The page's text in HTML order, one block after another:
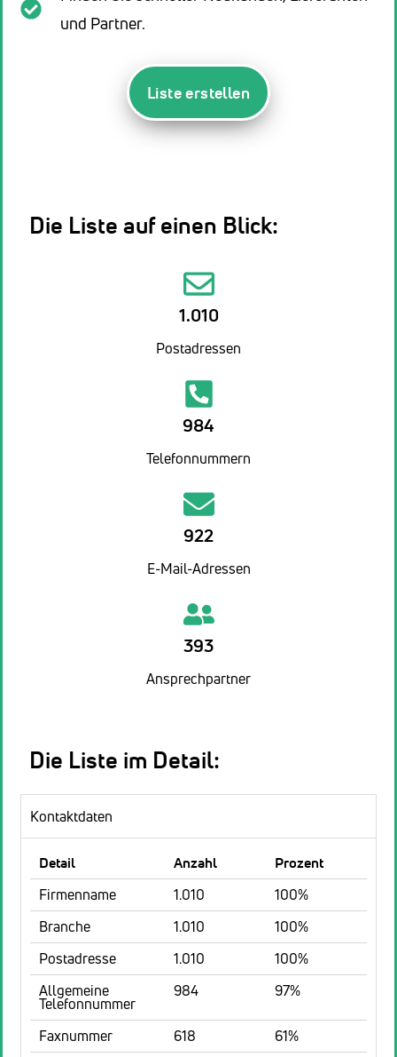
und Partner.
Liste erstellen
Die Liste auf einen Blick:
1.010
Postadressen
984
Telefonnummern
922
E-Mail-Adressen
393
Ansprechpartner
Die Liste im Detail:
Kontaktdaten
Detail Anzahl
Prozent
Firmenname
1.010
100%
Branche
1.010
100%
Postadresse
1.010
100%
Allgemeine
Telefonnummer
984 97%
Faxnummer 618
61%